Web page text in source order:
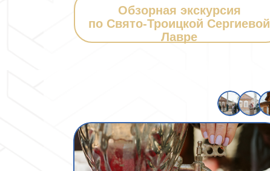
Обзорная экскурсия
по Свято-Троицкой Сергиевой
Лавре